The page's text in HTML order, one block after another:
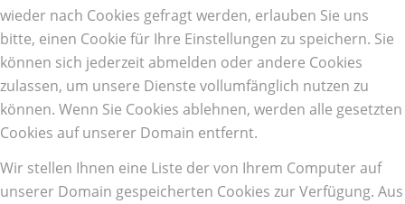
wieder nach Cookies gefragt werden, erlauben Sie uns
bitte, einen Cookie für Ihre Einstellungen zu speichern. Sie
können sich jederzeit abmelden oder andere Cookies
zulassen, um unsere Dienste vollumfänglich nutzen zu
können. Wenn Sie Cookies ablehnen, werden alle gesetzten
Cookies auf unserer Domain entfernt.
Wir stellen Ihnen eine Liste der von Ihrem Computer auf
unserer Domain gespeicherten Cookies zur Verfügung. Aus